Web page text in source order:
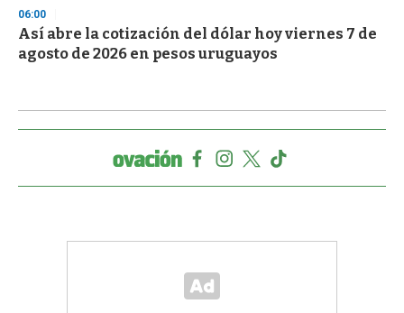
06:00
Así abre la cotización del dólar hoy viernes 7 de
agosto de 2026 en pesos uruguayos